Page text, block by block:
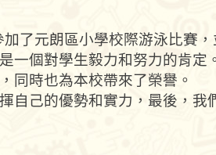
了元朗區小學校際游泳比賽
一個對學生毅力和努力的肯
同時也為本校帶來了榮譽。
自己的優勢和實力，最後，